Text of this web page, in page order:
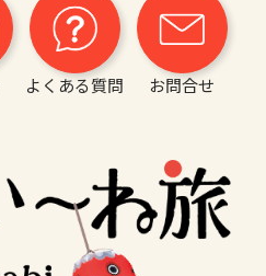
よくある質問 お問合せ